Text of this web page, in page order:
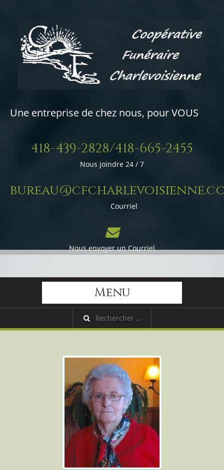
Une entreprise de chez nous, pour VOUS
418-439-2828/418-665-2455
Nous joindre 24 / 7
Courriel
Nous envoyer un Courriel
Menu